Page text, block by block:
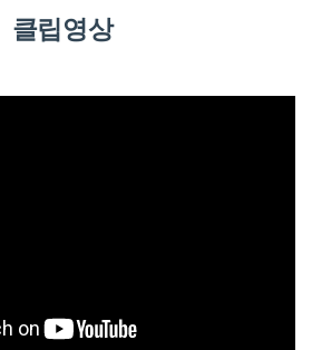
클립영상